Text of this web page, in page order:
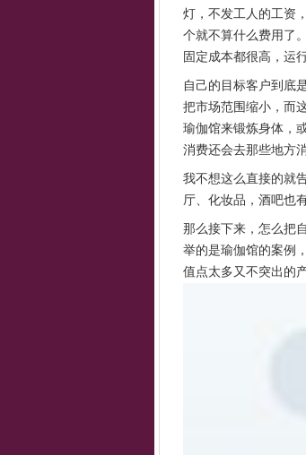
灯，不发工人的工资
个就不算什么费用了
固定成本都很高，运
自己的目标客户到底
把市场范围缩小，而
瑜伽馆来锻炼身体，
消费还会去那些地方
我不想这么直接的就
厅、化妆品，酒吧也
那么接下来，怎么把
举的是瑜伽馆的案例
值点太多又不突出的